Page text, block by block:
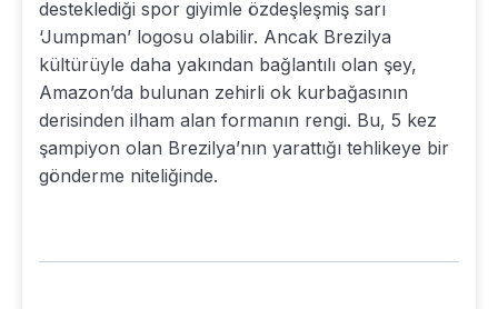
desteklediği spor giyimle özdeşleşmiş sarı
‘Jumpman’ logosu olabilir. Ancak Brezilya
kültürüyle daha yakından bağlantılı olan şey,
Amazon’da bulunan zehirli ok kurbağasının
derisinden ilham alan formanın rengi. Bu, 5 kez
şampiyon olan Brezilya’nın yarattığı tehlikeye bir
gönderme niteliğinde.